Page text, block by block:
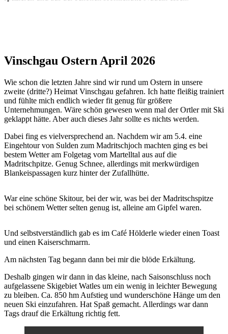
Vinschgau Ostern April 2026
Wie schon die letzten Jahre sind wir rund um Ostern in unsere
zweite (dritte?) Heimat Vinschgau gefahren. Ich hatte fleißig trainiert
und fühlte mich endlich wieder fit genug für größere
Unternehmungen. Wäre schön gewesen wenn mal der Ortler mit Ski
geklappt hätte. Aber auch dieses Jahr sollte es nichts werden.
Dabei fing es vielversprechend an. Nachdem wir am 5.4. eine
Eingehtour von Sulden zum Madritschjoch machten ging es bei
bestem Wetter am Folgetag vom Martelltal aus auf die
Madritschpitze. Genug Schnee, allerdings mit merkwürdigen
Blankeispassagen kurz hinter der Zufallhütte.
War eine schöne Skitour, bei der wir, was bei der Madritschspitze
bei schönem Wetter selten genug ist, alleine am Gipfel waren.
Und selbstverständlich gab es im Café Hölderle wieder einen Toast
und einen Kaiserschmarrn.
Am nächsten Tag begann dann bei mir die blöde Erkältung.
Deshalb gingen wir dann in das kleine, nach Saisonschluss noch
aufgelassene Skigebiet Watles um ein wenig in leichter Bewegung
zu bleiben. Ca. 850 hm Aufstieg und wunderschöne Hänge um den
neuen Ski einzufahren. Hat Spaß gemacht. Allerdings war dann
Tags drauf die Erkältung richtig fett.